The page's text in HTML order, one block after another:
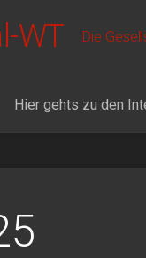
WT Die
Hier gehts zu den